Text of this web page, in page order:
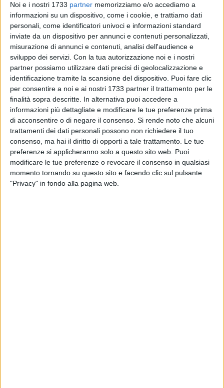
Noi e i nostri 1733 partner memorizziamo e/o accediamo a
informazioni su un dispositivo, come i cookie, e trattiamo dati
personali, come identificatori univoci e informazioni standard
inviate da un dispositivo per annunci e contenuti personalizzati,
misurazione di annunci e contenuti, analisi dell'audience e
sviluppo dei servizi. Con la tua autorizzazione noi e i nostri
partner possiamo utilizzare dati precisi di geolocalizzazione e
identificazione tramite la scansione del dispositivo. Puoi fare clic
per consentire a noi e ai nostri 1733 partner il trattamento per le
finalità sopra descritte. In alternativa puoi accedere a
informazioni più dettagliate e modificare le tue preferenze prima
di acconsentire o di negare il consenso. Si rende noto che alcuni
trattamenti dei dati personali possono non richiedere il tuo
consenso, ma hai il diritto di opporti a tale trattamento. Le tue
preferenze si applicheranno solo a questo sito web. Puoi
modificare le tue preferenze o revocare il consenso in qualsiasi
momento tornando su questo sito e facendo clic sul pulsante
"Privacy" in fondo alla pagina web.
14
Uno degli eventi più attesi dell'estate biscegliese ha
registrato ancora una volta una grande partecipazione di
pubblico. Sabato 20 e domenica 21 luglio, le vie del centro
storico di Bisceglie sono state animate dalla rievocazione
storica "I Tre Santi della Sagina", organizzata
dall'associazione Trani Tradizioni.
La rievocazione, che racconta il ritrovamento delle reliquie
dei Tre Santi Patroni a Sagina nel 1167, è diventata un
appuntamento fisso e molto amato dai cittadini. Il corteo
storico, con costumi d'epoca e rappresentazioni teatrali, ha
riportato in vita un episodio fondamentale della storia locale,